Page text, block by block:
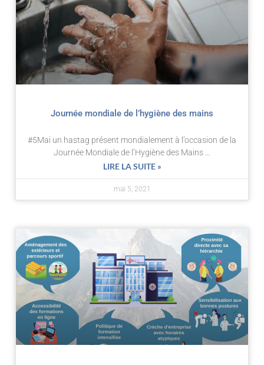
Journée mondiale de l’hygiène des mains
#5Mai un hastag présent mondialement à l’occasion de la
Journée Mondiale de l’Hygiène des Mains …
LIRE LA SUITE »
mai 5, 2021